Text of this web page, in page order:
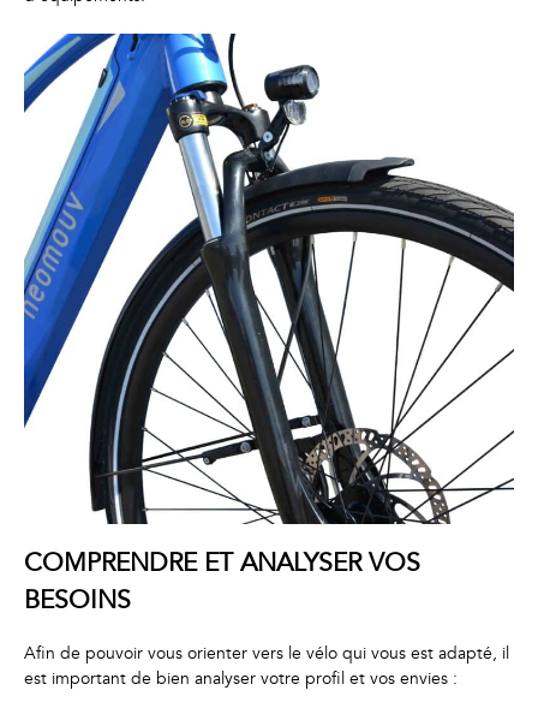
COMPRENDRE ET ANALYSER VOS
BESOINS
Afin de pouvoir vous orienter vers le vélo qui vous est adapté, il
est important de bien analyser votre profil et vos envies :